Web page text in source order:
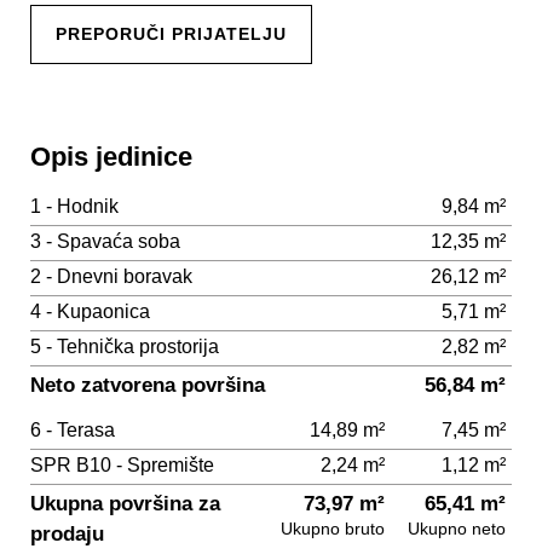
PREPORUČI PRIJATELJU
Opis jedinice
1 - Hodnik
9,84 m²
3 - Spavaća soba
12,35 m²
2 - Dnevni boravak
26,12 m²
4 - Kupaonica
5,71 m²
5 - Tehnička prostorija
2,82 m²
Neto zatvorena površina 56,84 m²
6 - Terasa 14,89 m²
7,45 m²
SPR B10 - Spremište
2,24 m² 1,12 m²
Ukupna površina za
prodaju
73,97 m²
Ukupno bruto
65,41 m²
Ukupno neto